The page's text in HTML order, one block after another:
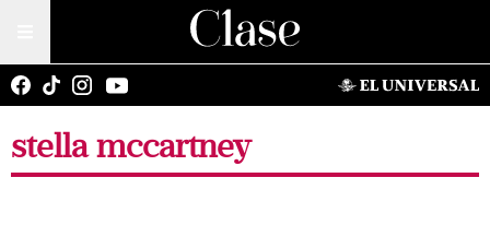
stella mccartney